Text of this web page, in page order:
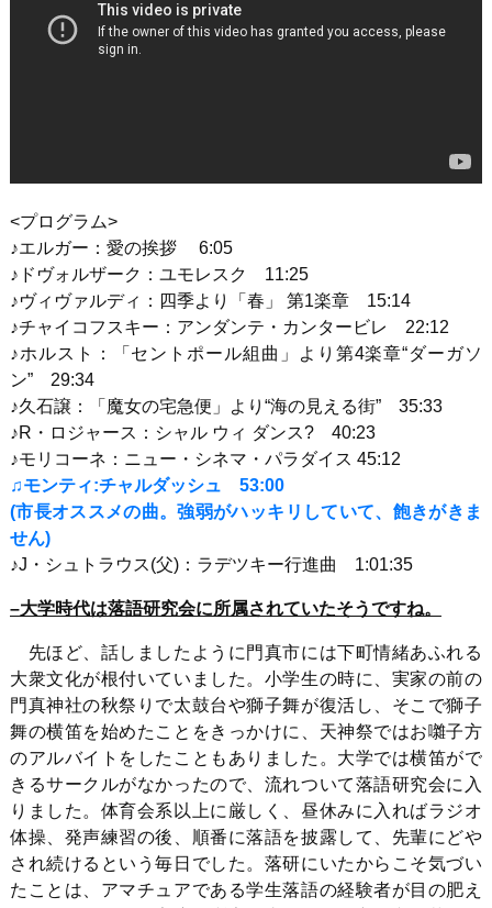
<プログラム>
♪エルガー：愛の挨拶 6:05
♪ドヴォルザーク：ユモレスク 11:25
♪ヴィヴァルディ：四季より「春」 第1楽章 15:14
♪チャイコフスキー：アンダンテ・カンタービレ 22:12
♪ホルスト：「セントポール組曲」より第4楽章“ダーガソ
ン” 29:34
♪久石譲：「魔女の宅急便」より“海の見える街”
35:33
♪R ・ロジャース：シャル ウィ ダンス?
40:23
♪モリコーネ：ニュー・シネマ・パラダイス 45:12
♫モンティ:チャルダッシュ 53:00
(市長オススメの曲。強弱がハッキリしていて、飽きがきま
せん)
♪J・シュトラウス(父)：ラデツキー行進曲 1:01:35
–大学時代は落語研究会に所属されていたそうですね。
先ほど、話しましたように門真市には下町情緒あふれる
大衆文化が根付いていました。小学生の時に、実家の前の
門真神社の秋祭りで太鼓台や獅子舞が復活し、そこで獅子
舞の横笛を始めたことをきっかけに、天神祭ではお囃子方
のアルバイトをしたこともありました。大学では横笛がで
きるサークルがなかったので、流れついて落語研究会に入
りました。体育会系以上に厳しく、昼休みに入ればラジオ
体操、発声練習の後、順番に落語を披露して、先輩にどや
され続けるという毎日でした。落研にいたからこそ気づい
たことは、アマチュアである学生落語の経験者が目の肥え